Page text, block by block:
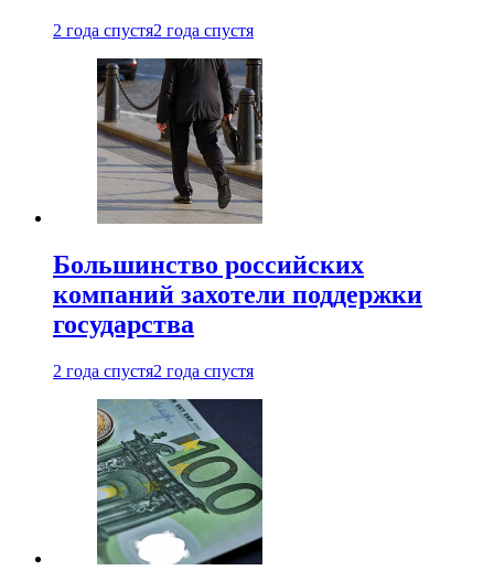
2 года спустя2 года спустя
Большинство российских
компаний захотели поддержки
государства
2 года спустя2 года спустя